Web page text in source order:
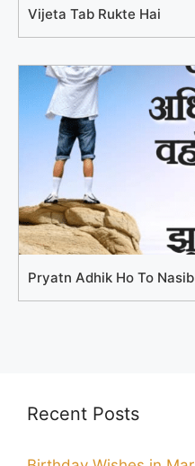
Vijeta Tab Rukte Hai
Pryatn Adhik Ho To
Recent Posts